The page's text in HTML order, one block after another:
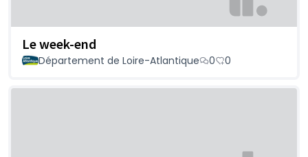
Le week-end
Département de Loire-Atlantique 0 0